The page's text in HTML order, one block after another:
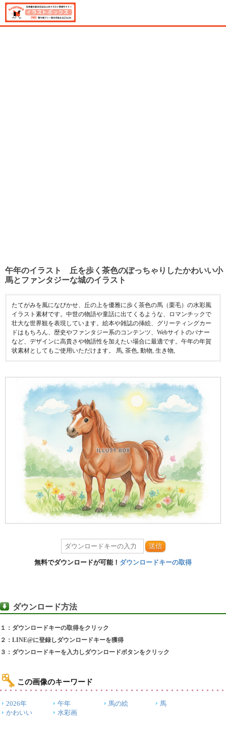
午年のイラスト 丘を歩く茶色のぽっちゃりしたかわいい小
馬とファンタジーな城のイラスト
たてがみを風になびかせ、丘の上を優雅に歩く茶色の馬（栗毛）の水彩風
イラスト素材です。中世の物語や童話に出てくるような、ロマンチックで
壮大な世界観を表現しています。絵本や雑誌の挿絵、グリーティングカー
ドはもちろん、歴史やファンタジー系のコンテンツ、Webサイトのバナー
など、デザインに高貴さや物語性を加えたい場合に最適です。午年の年賀
状素材としてもご使用いただけます。 馬, 茶色, 動物, 生き物,
送信
無料でダウンロードが可能！ ダウンロードキーの取得
ダウンロード方法
１：ダウンロードキーの取得をクリック
２：LINE@に登録しダウンロードキーを獲得
３：ダウンロードキーを入力しダウンロードボタンをクリック
この画像のキーワード
2026年 午年 馬の絵
馬
かわいい
水彩画